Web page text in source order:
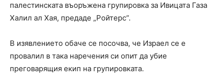
палестинската въоръжена групировка за Ивицата Газа
Халил ал Хая, предаде „Ройтерс“.
В изявлението обаче се посочва, че Израел се е
провалил в така наречения си опит да убие
преговарящия екип на групировката.